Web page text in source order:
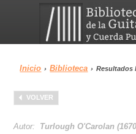
Menu
Biblioteca
Inicio › Biblioteca › Resultados
VOLVER
Autor: Turlough O'Carolan